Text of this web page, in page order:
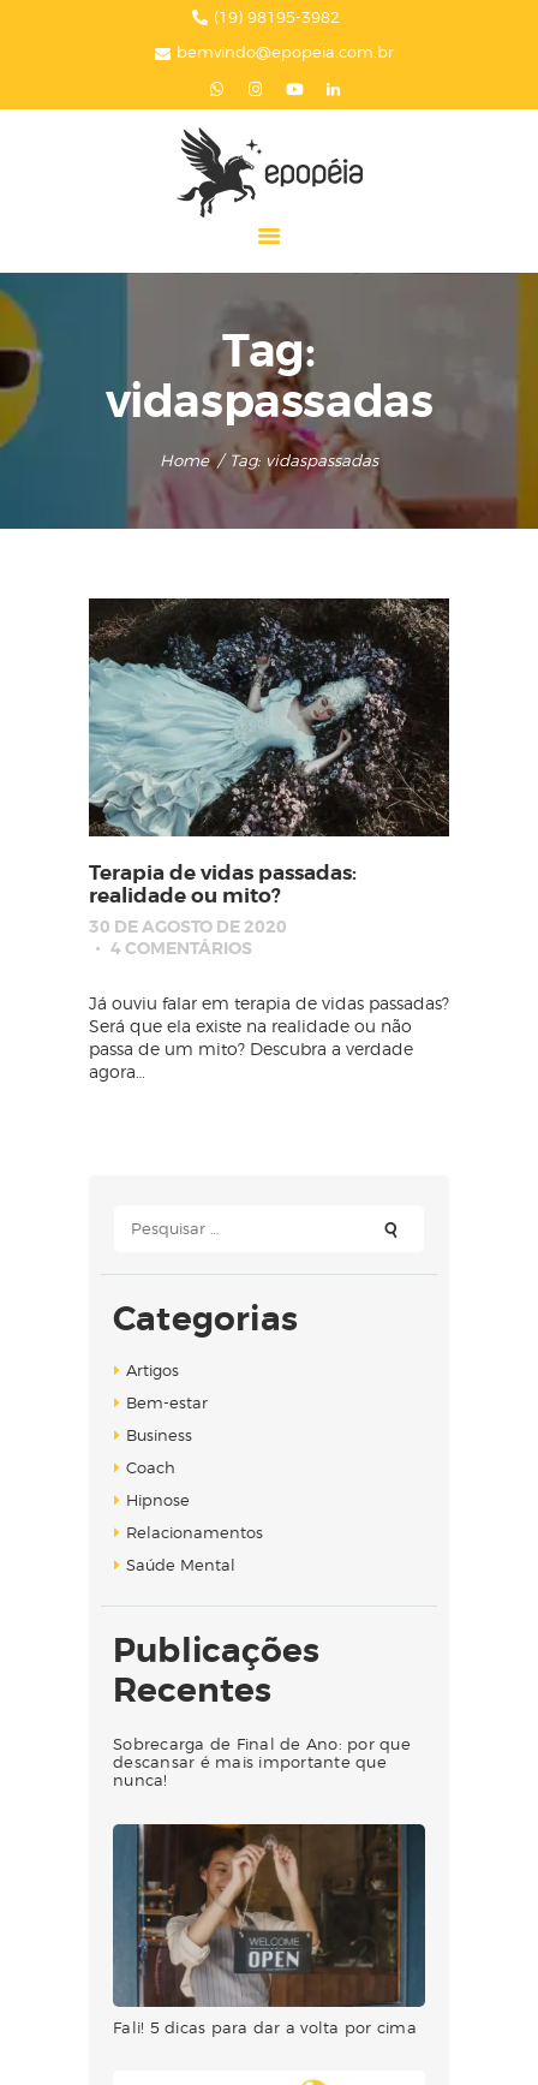
(19) 98195-3982
bemvindo@epopeia.com.br
Tag:
vidaspassadas
Home Tag: vidaspassadas
A EPOPÉIA
SERVIÇOS
EPOPÉIA NA MÍDIA
PRESENTES
Terapia de vidas passadas:
realidade ou mito?
30 DE AGOSTO DE 2020
4 COMENTÁRIOS
Já ouviu falar em terapia de vidas passadas?
Será que ela existe na realidade ou não
passa de um mito? Descubra a verdade
agora…
Categorias
Artigos
Bem-estar
Business
Coach
Hipnose
Relacionamentos
Saúde Mental
Publicações
Recentes
Sobrecarga de Final de Ano: por que
descansar é mais importante que
nunca!
Fali! 5 dicas para dar a volta por cima